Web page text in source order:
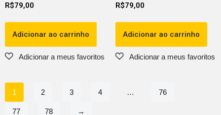
R$79,00
Adicionar ao carrinho
R$79,00
Adicionar ao carrinho
1 2 3 4 … 76
77 78 →